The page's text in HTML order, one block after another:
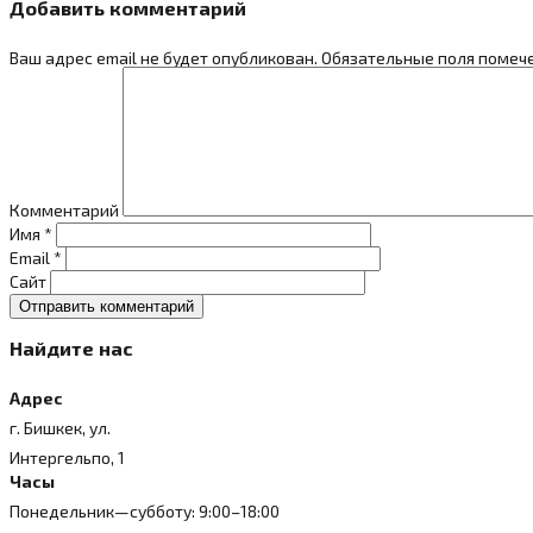
Добавить комментарий
Ваш адрес email не будет опубликован. Обязательные поля
Комментарий
Имя *
Email *
Сайт
Найдите нас
Адрес
г. Бишкек, ул.
Интергельпо, 1
Часы
Понедельник—субботу: 9:00–18:00